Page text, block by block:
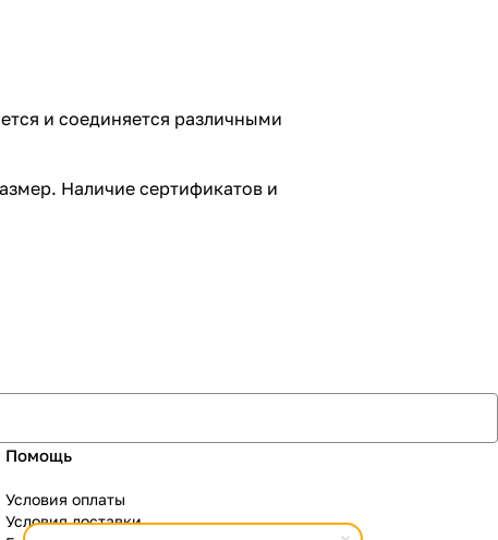
и соединяется различными
Наличие сертификатов и
Помощь
Условия оплаты
Условия доставки